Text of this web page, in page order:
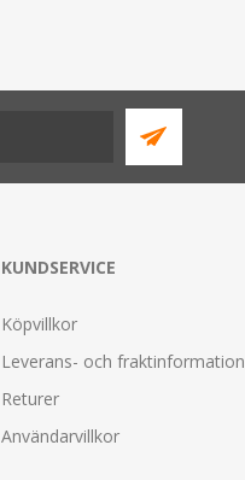
KUNDSERVICE
Köpvillkor
Leverans- och fraktinformation
Returer
Användarvillkor